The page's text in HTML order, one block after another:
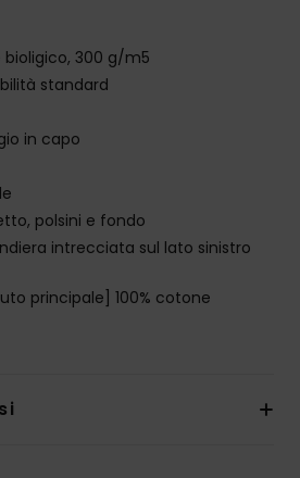
300 g/m5
standard
in capo
polsini e fondo
intrecciata sul lato sinistro
principale] 100% cotone